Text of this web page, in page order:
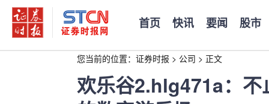
首页 快讯 要闻 股市
您当前的位置： 证券时报 > 公司 > 正文
欢乐谷2.hlg471a：不